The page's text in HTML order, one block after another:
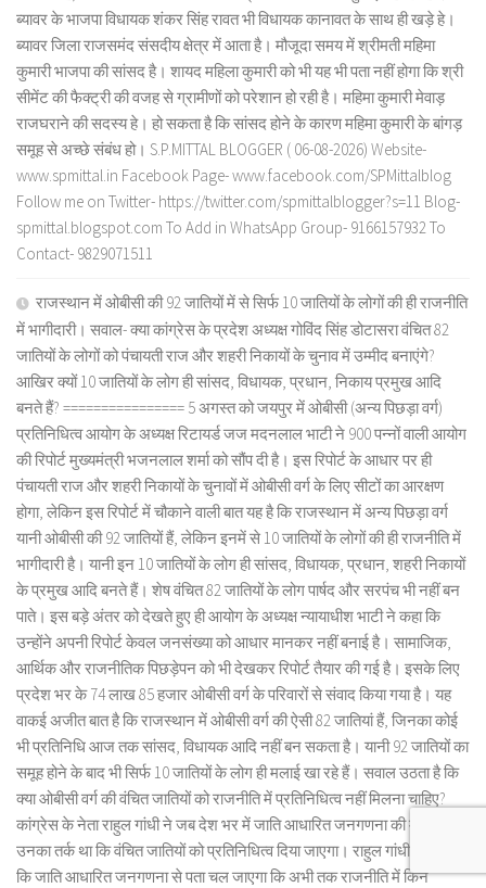
ब्यावर के भाजपा विधायक शंकर सिंह रावत भी विधायक कानावत के साथ ही खड़े हे।
ब्यावर जिला राजसमंद संसदीय क्षेत्र में आता है। मौजूदा समय में श्रीमती महिमा
कुमारी भाजपा की सांसद है। शायद महिला कुमारी को भी यह भी पता नहीं होगा कि श्री
सीमेंट की फैक्ट्री की वजह से ग्रामीणों को परेशान हो रही है। महिमा कुमारी मेवाड़
राजघराने की सदस्य हे। हो सकता है कि सांसद होने के कारण महिमा कुमारी के बांगड़
समूह से अच्छे संबंध हो। S.P.MITTAL BLOGGER ( 06-08-2026) Website-
www.spmittal.in Facebook Page- www.facebook.com/SPMittalblog
Follow me on Twitter- https://twitter.com/spmittalblogger?s=11 Blog-
spmittal.blogspot.com To Add in WhatsApp Group- 9166157932 To
Contact- 9829071511
राजस्थान में ओबीसी की 92 जातियों में से सिर्फ 10 जातियों के लोगों की ही राजनीति
में भागीदारी। सवाल- क्या कांग्रेस के प्रदेश अध्यक्ष गोविंद सिंह डोटासरा वंचित 82
जातियों के लोगों को पंचायती राज और शहरी निकायों के चुनाव में उम्मीद बनाएंगे?
आखिर क्यों 10 जातियों के लोग ही सांसद, विधायक, प्रधान, निकाय प्रमुख आदि
बनते हैं? ================ 5 अगस्त को जयपुर में ओबीसी (अन्य पिछड़ा वर्ग)
प्रतिनिधित्व आयोग के अध्यक्ष रिटायर्ड जज मदनलाल भाटी ने 900 पन्नों वाली आयोग
की रिपोर्ट मुख्यमंत्री भजनलाल शर्मा को सौंप दी है। इस रिपोर्ट के आधार पर ही
पंचायती राज और शहरी निकायों के चुनावों में ओबीसी वर्ग के लिए सीटों का आरक्षण
होगा, लेकिन इस रिपोर्ट में चौकाने वाली बात यह है कि राजस्थान में अन्य पिछड़ा वर्ग
यानी ओबीसी की 92 जातियों हैं, लेकिन इनमें से 10 जातियों के लोगों की ही राजनीति में
भागीदारी है। यानी इन 10 जातियों के लोग ही सांसद, विधायक, प्रधान, शहरी निकायों
के प्रमुख आदि बनते हैं। शेष वंचित 82 जातियों के लोग पार्षद और सरपंच भी नहीं बन
पाते। इस बड़े अंतर को देखते हुए ही आयोग के अध्यक्ष न्यायाधीश भाटी ने कहा कि
उन्होंने अपनी रिपोर्ट केवल जनसंख्या को आधार मानकर नहीं बनाई है। सामाजिक,
आर्थिक और राजनीतिक पिछड़ेपन को भी देखकर रिपोर्ट तैयार की गई है। इसके लिए
प्रदेश भर के 74 लाख 85 हजार ओबीसी वर्ग के परिवारों से संवाद किया गया है। यह
वाकई अजीत बात है कि राजस्थान में ओबीसी वर्ग की ऐसी 82 जातियां हैं, जिनका कोई
भी प्रतिनिधि आज तक सांसद, विधायक आदि नहीं बन सकता है। यानी 92 जातियों का
समूह होने के बाद भी सिर्फ 10 जातियों के लोग ही मलाई खा रहे हैं। सवाल उठता है कि
क्या ओबीसी वर्ग की वंचित जातियों को राजनीति में प्रतिनिधित्व नहीं मिलना चाहिए?
कांग्रेस के नेता राहुल गांधी ने जब देश भर में जाति आधारित जनगणना की मांग की तो
उनका तर्क था कि वंचित जातियों को प्रतिनिधित्व दिया जाएगा। राहुल गांधी कहना रहा
कि जाति आधारित जनगणना से पता चल जाएगा कि अभी तक राजनीति में किन